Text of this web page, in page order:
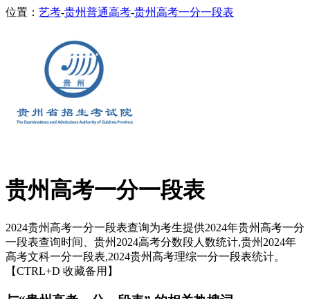
位置： 艺考-贵州普通高考-贵州高考一分一段表
贵州高考一分一段表
2024贵州高考一分一段表查询为考生提供2024年贵州高考一分
一段表查询时间、贵州2024高考分数段人数统计,贵州2024年
高考文科一分一段表,2024贵州高考理综一分一段表统计。
【CTRL+D 收藏备用】